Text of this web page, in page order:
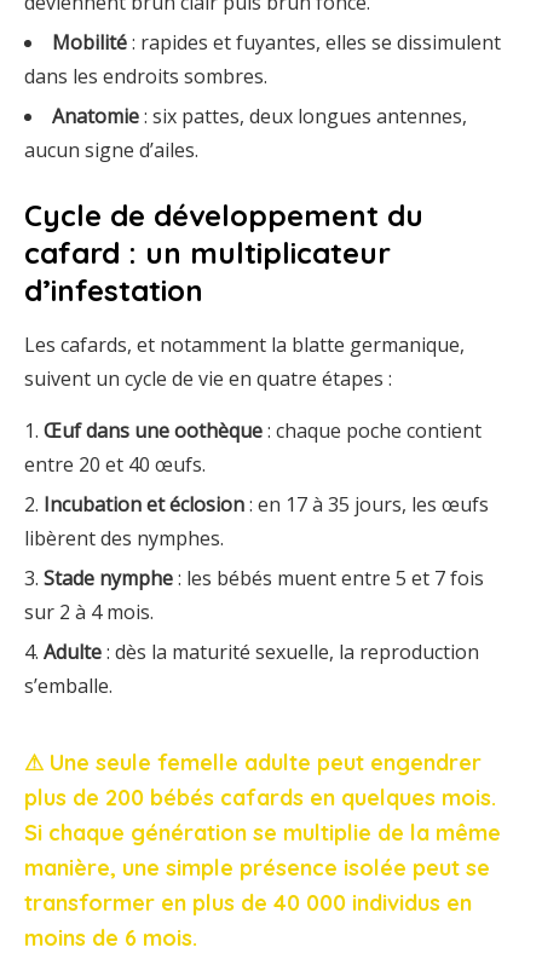
Mobilité: rapides etfuyantes, elles se dissimulent
dans les endroits sombres.
Anatomie: six pattes, deux longues antennes,
aucun signe d’ailes.
Cycle de développement du
cafard : un multiplicateur
d’infestation
Les cafards, et notamment la blatte germanique,
suivent un cycle de vie en quatre étapes :
Œufdans uneoothèque: chaque poche contient
entre 20 et 40 œufs.
Incubationetéclosion: en 17à 35 jours, les œufs
libèrentdes nymphes.
Stade nymphe: les bébés muententre 5 et 7fois
sur 2 à 4mois.
Adulte: dès la maturité sexuelle, la reproduction
s’emballe.
⚠ Une seule femelle adulte peut engendrer
plus de 200 bébés cafards en quelques mois.
Si chaque génération se multiplie de la même
manière, une simple présence isolée peut se
transformer en plus de 40 000 individus en
moins de 6 mois.